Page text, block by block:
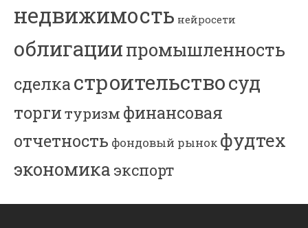
недвижимость нейросети
облигациипромышленность
сделкастроительствосуд
торгитуризм финансовая
отчетность фондовый рынок фудтех
экономика экспорт